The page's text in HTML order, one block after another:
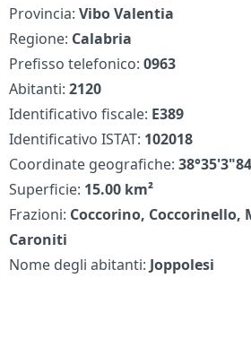
Provincia:Vibo Valentia
Regione: Calabria
Prefisso telefonico:0963
Abitanti:2120
Identificativo fiscale: E389
Identificativo ISTAT: 102018
Coordinate geografiche:
Superficie: 15.00 km²
Frazioni: Coccorino, Coccorinello,
Caroniti
Nome degli abitanti: Joppolesi